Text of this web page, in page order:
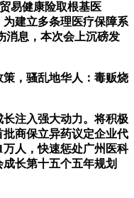
易健康险取根基医
建立多条理医疗保障系
消息，本次会上沉磅发
，骚乱地华人：毒贩烧
注入强大动力。将积极
商保立异药议定企业代
人，快速惩处广州医科
长第十五个五年规划